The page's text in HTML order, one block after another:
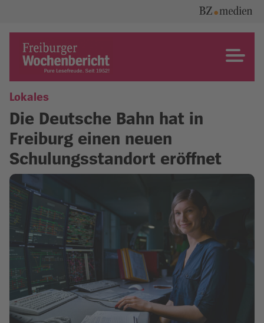
content
Freiburger Wochenbericht
Lokales
Die Deutsche Bahn hat in
Freiburg einen neuen
Schulungsstandort eröffnet